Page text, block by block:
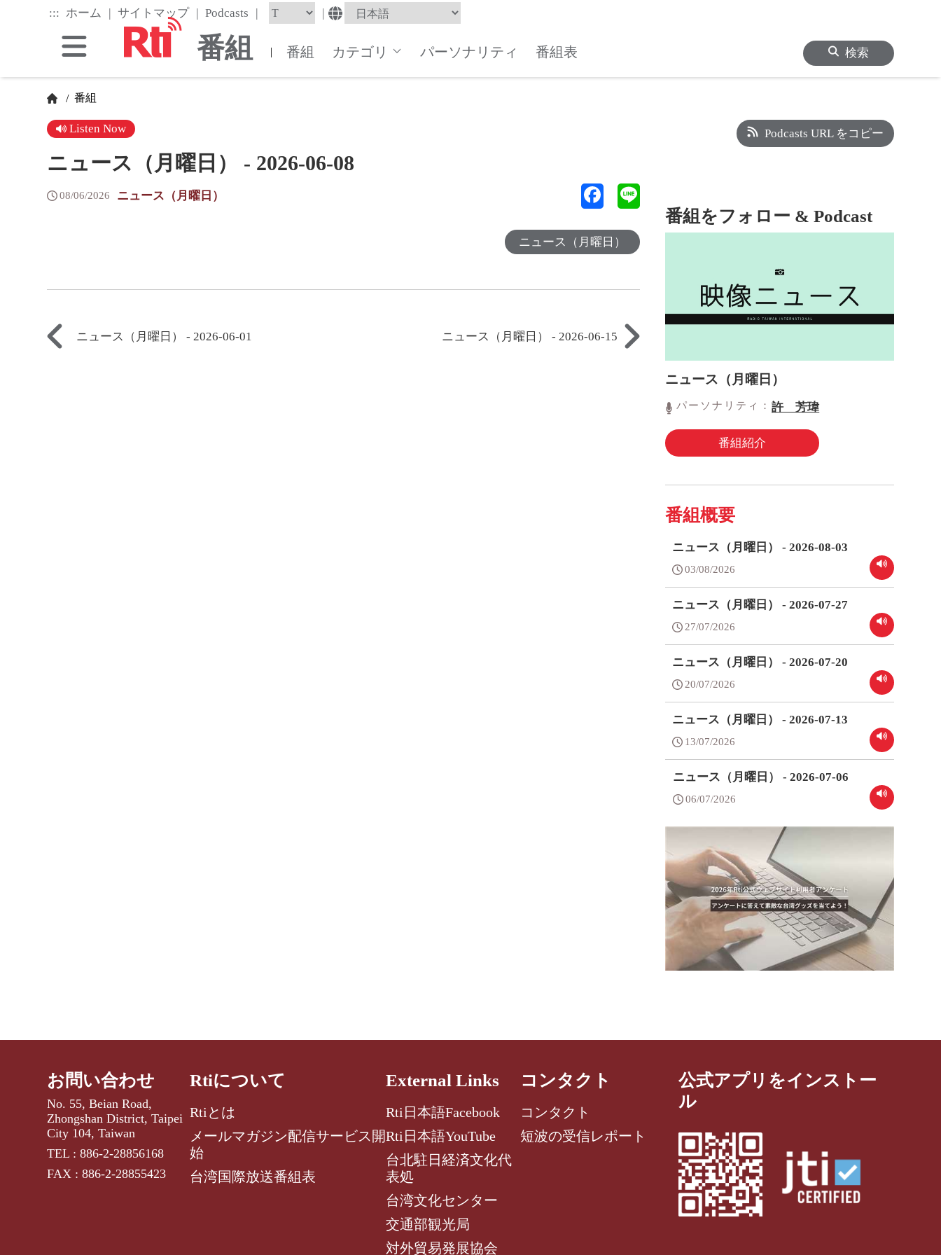
::: ホーム | サイトマップ | Podcasts | |
番組 | 番組 カテゴリ パーソナリティ 番組表 検索
/ 番組
Listen Now
ニュース（月曜日） - 2026-06-08
08/06/2026 ニュース（月曜日）
ニュース（月曜日）
ニュース（月曜日） - 2026-06-01 ニュース（月曜日） - 2026-06-15
Podcasts URL をコピー
番組をフォロー & Podcast
ニュース（月曜日）
パーソナリティ：許 芳瑋
番組紹介
番組概要
ニュース（月曜日） - 2026-08-03
03/08/2026
ニュース（月曜日） - 2026-07-27
27/07/2026
ニュース（月曜日） - 2026-07-20
20/07/2026
ニュース（月曜日） - 2026-07-13
13/07/2026
ニュース（月曜日） - 2026-07-06
06/07/2026
お問い合わせ
No. 55, Beian Road,
Zhongshan District, Taipei
City 104, Taiwan
TEL : 886-2-28856168
FAX : 886-2-28855423
Rtiについて
Rtiとは
メールマガジン配信サービス開
始
台湾国際放送番組表
External Links
Rti日本語Facebook
Rti日本語YouTube
台北駐日経済文化代
表処
台湾文化センター
交通部観光局
対外貿易発展協会
コンタクト
コンタクト
短波の受信レポート
公式アプリをインストー
ル